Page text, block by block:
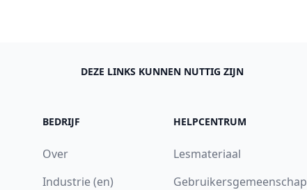
DEZE LINKS KUNNEN NUTTIG ZIJN
BEDRIJF
Over
Industrie (en)
HELPCENTRUM
Lesmateriaal
Gebruikersgemeenschap